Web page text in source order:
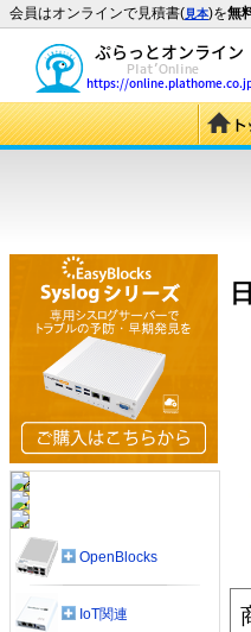
会員はオンラインで見積書(見本)を無
OpenBlocks
IoT関連